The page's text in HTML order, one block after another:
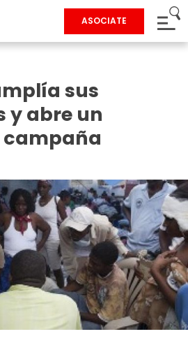
ASOCIATE
sus
y abre un
campaña